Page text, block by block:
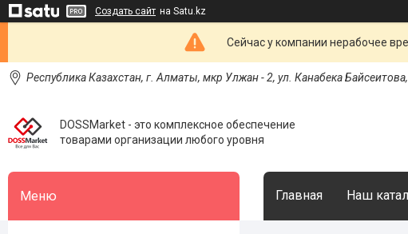
Создать сайт на Satu.kz
Сейчас у компании нерабочее
Республика Казахстан, г. Алматы, мкр Улжан - 2, ул. Канабека
DOSSMarket - это комплексное обеспечение
товарами организации любого уровня
Главная Наш